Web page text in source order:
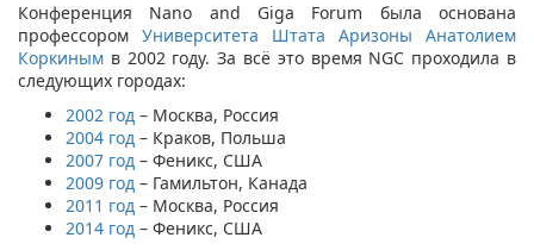
Конференция Nano and Giga Forum была основана
профессором Университета Штата Аризоны
Анатолием
Коркиным в 2002 году. За всё это время NGC проходила в
следующих городах:
2002 год – Москва, Россия
2004 год – Краков, Польша
2007 год – Феникс, США
2009 год – Гамильтон, Канада
2011 год – Москва, Россия
2014 год – Феникс, США